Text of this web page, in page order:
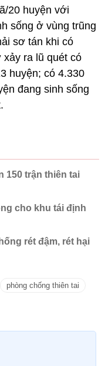
20 huyện với
sống ở vùng trũng
sơ tán khi có
ra lũ quét có
huyện; có 4.330
đang sinh sống
150 trận thiên tai
cho khu tái định
rét đậm, rét hại
phòng chống thiên tai